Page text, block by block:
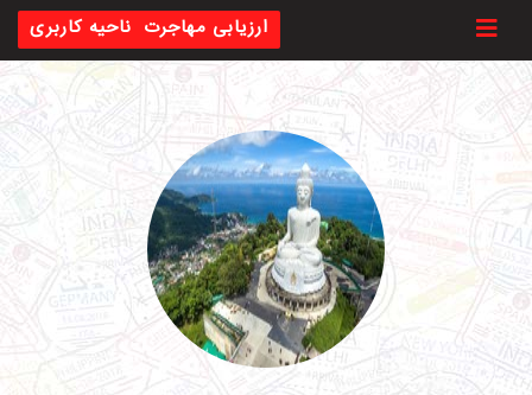
ناحیه کاربری ارزیابی مهاجرت